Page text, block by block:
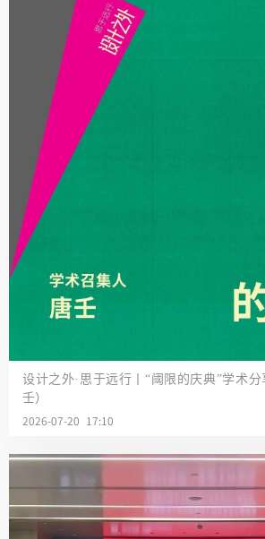
设计之外·思于远行丨“阈限的庆典”学术
壬）
2026-07-20 17:10